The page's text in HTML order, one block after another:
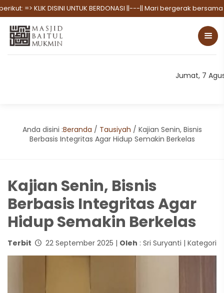
=> KLIK DISINI UNTUK BERDONASI||---|| Mari bergerak bersama dalam
Jumat, 7
Anda disini :Beranda / Tausiyah / Kajian Senin, Bisnis
Berbasis Integritas Agar Hidup Semakin Berkelas
Kajian Senin, Bisnis
Berbasis Integritas Agar
Hidup Semakin Berkelas
Terbit 22 September 2025 | Oleh : Sri Suryanti | Kategori